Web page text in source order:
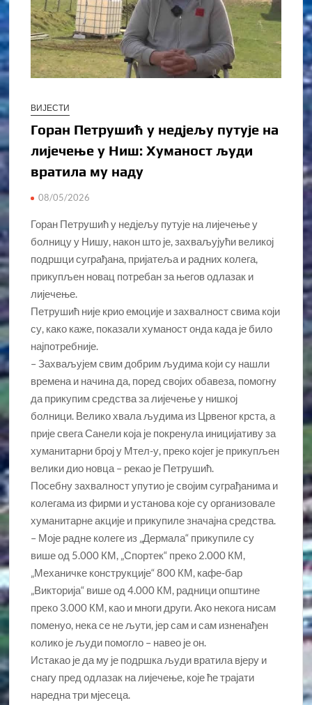
ВИЈЕСТИ
Горан Петрушић у недјељу путује на
лијечење у Ниш: Хуманост људи
вратила му наду
08/05/2026
Горан Петрушић у недјељу путује на лијечење у
болницу у Нишу, након што је, захваљујући великој
подршци суграђана, пријатеља и радних колега,
прикупљен новац потребан за његов одлазак и
лијечење.
Петрушић није крио емоције и захвалност свима који
су, како каже, показали хуманост онда када је било
најпотребније.
– Захваљујем свим добрим људима који су нашли
времена и начина да, поред својих обавеза, помогну
да прикупим средства за лијечење у нишкој
болници. Велико хвала људима из Црвеног крста, а
прије свега Санели која је покренула иницијативу за
хуманитарни број у Мтел-у, преко којег је прикупљен
велики дио новца – рекао је Петрушић.
Посебну захвалност упутио је својим суграђанима и
колегама из фирми и установа које су организовале
хуманитарне акције и прикупиле значајна средства.
– Моје радне колеге из „Дермала“ прикупиле су
више од 5.000 КМ, „Спортек“ преко 2.000 КМ,
„Механичке конструкције“ 800 КМ, кафе-бар
„Викторија“ више од 4.000 КМ, радници општине
преко 3.000 КМ, као и многи други. Ако некога нисам
поменуо, нека се не љути, јер сам и сам изненађен
колико је људи помогло – навео је он.
Истакао је да му је подршка људи вратила вјеру и
снагу пред одлазак на лијечење, које ће трајати
наредна три мјесеца.